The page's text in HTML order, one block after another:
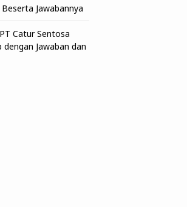
Jawabannya
Catur Sentosa
Jawaban dan